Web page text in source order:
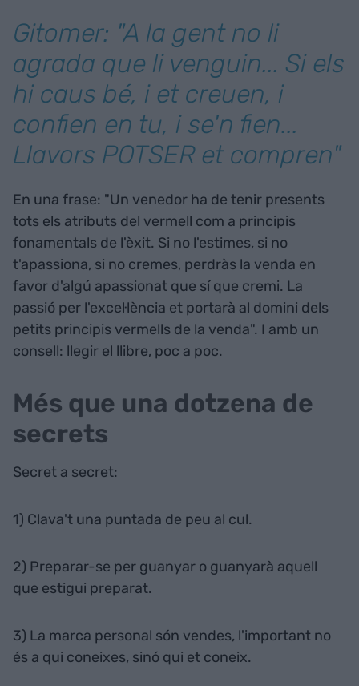
Gitomer: "A la gent no li
agrada que li venguin... Si els
hi caus bé, i et creuen, i
confien en tu, i se'n fien...
Llavors POTSER et compren"
En una frase: "Un venedor ha de tenir presents
tots els atributs del vermell com a principis
fonamentals de l'èxit. Si no l'estimes, si no
t'apassiona, si no cremes, perdràs la venda en
favor d'algú apassionat que sí que cremi. La
passió per l'excel·lència et portarà al domini dels
petits principis vermells de la venda". I amb un
consell: llegir el llibre, poc a poc.
Més que una dotzena de
secrets
Secret a secret:
1) Clava't una puntada de peu al cul.
2) Preparar-se per guanyar o guanyarà aquell
que estigui preparat.
3) La marca personal són vendes, l'important no
és a qui coneixes, sinó qui et coneix.